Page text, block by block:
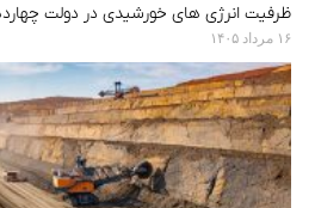
ظرفیت انرژی های خورشیدی در دولت چهاردهم ۴.۶
۱۶ مرداد ۱۴۰۵